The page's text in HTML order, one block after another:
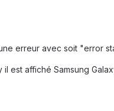
erreur avec soit "error
est affiché Samsung